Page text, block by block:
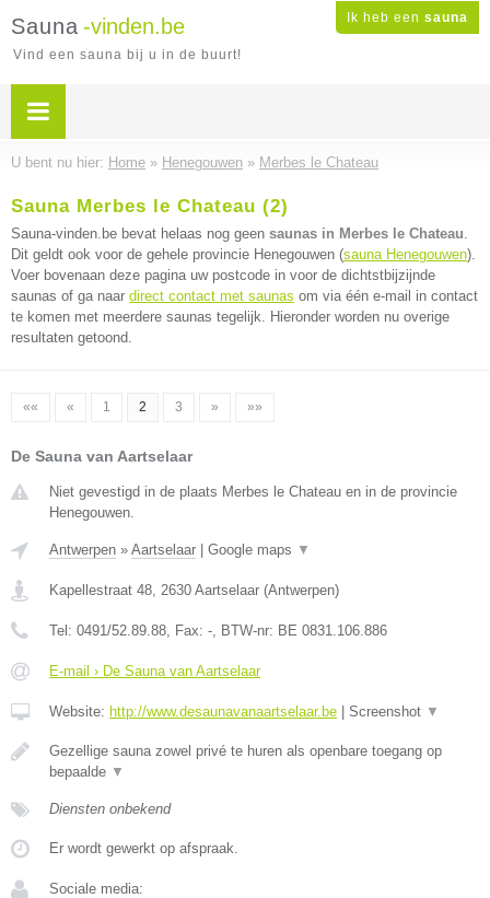
Ik heb een sauna
Sauna -vinden.be
Vind een sauna bij u in de buurt!
U bent nu hier: Home » Henegouwen » Merbes le Chateau
Sauna Merbes le Chateau (2)
Sauna-vinden.be bevat helaas nog geen saunas in Merbes le Chateau.
Dit geldt ook voor de gehele provincie Henegouwen (sauna Henegouwen).
Voer bovenaan deze pagina uw postcode in voor de dichtstbijzijnde
saunas of ga naar direct contact met saunas om via één e-mail in contact
te komen met meerdere saunas tegelijk. Hieronder worden nu overige
resultaten getoond.
«« « 1 2 3 » »»
De Sauna van Aartselaar
Niet gevestigd in de plaats Merbes le Chateau en in de provincie
Henegouwen.
Antwerpen » Aartselaar Google maps ▼
Kapellestraat 48, 2630 Aartselaar (Antwerpen)
Tel: 0491/52.89.88, Fax: -, BTW-nr: BE 0831.106.886
E-mail › De Sauna van Aartselaar
Website: http://www.desaunavanaartselaar.be Screenshot ▼
Gezellige sauna zowel privé te huren als openbare toegang op
bepaalde ▼
Diensten onbekend
Er wordt gewerkt op afspraak.
Sociale media: